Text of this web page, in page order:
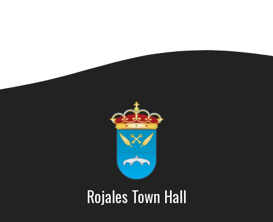
Rojales Town Hall